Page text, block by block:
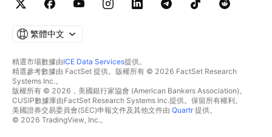
繁體中文
精選市場數據由ICE Data Services提供。
精選參考數據由 FactSet 提供。版權所有 © 2026 FactSet Research
Systems Inc.。
版權所有 © 2026，美國銀行家協會 (American Bankers Association)。
CUSIP數據庫由FactSet Research Systems Inc.提供。保留所有權利。
美國證券交易委員會(SEC)申報文件及其他文件由 Quartr提供。
© 2026 TradingView, Inc.。